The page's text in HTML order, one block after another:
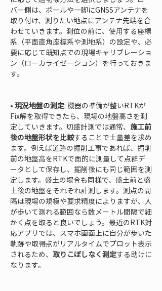
バー側は、ポールや一脚にGNSSアンテナを
取り付け、測りたい地点にアンテナ先端を合
わせていきます。測位の前に、使用する座標
系（平面直角座標系や測地系）の設定や、必
要に応じて既知点での現場キャリブレーショ
ン（ローカライゼーション）を行っておきま
す。
• 現況地盤の測定: 機器の準備が整いRTKが
Fix解を取得できたら、現場の地盤高さを測
定していきます。切盛計測では通常、 施工前
後の地盤形状を比較することで土量差を求め
ます。例えば道路の掘削工事であれば、掘削
前の地盤高をRTKで面的に測量して点群デ
ータとして保存し、掘削後にも同じ範囲を測
定します。盛土の場合も同様で、盛土前と盛
土後の地盤をそれぞれ計測します。測点の間
隔は現場の規模や要求精度によりますが、人
が歩いて測れる範囲なら数メートル間隔で細
かく点を取ると良いでしょう。最近のRTK対
応アプリでは、スマホ画面上に自分が歩いた
軌跡や取得点がリアルタイムでプロット表示
されるため、 取りこぼしなく測定する助けに
なります。